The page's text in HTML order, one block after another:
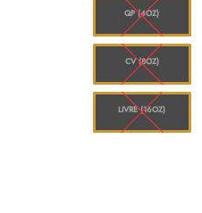
QP (4OZ)
CV (8OZ)
LIVRE (16OZ)